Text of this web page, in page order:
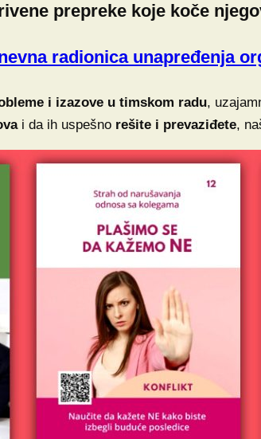
prepreke koje koče
radionica unapređenja
i izazove u timskom radu,
i da ih uspešno rešite i prevaziđete,